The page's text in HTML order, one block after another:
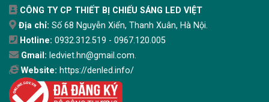
CÔNG TY CP THIẾT BỊ CHIẾU SÁNG LED VIỆT
Địa chỉ: Số 68 Nguyễn Xiển, Thanh Xuân, Hà Nội.
Hotline: 0932.312.519 - 0967.120.005
Gmail: ledviet.hn@gmail.com.
Website: https://denled.info/